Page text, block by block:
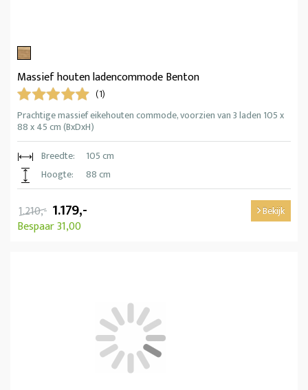
Massief houten ladencommode Benton
(1)
Prachtige massief eikehouten commode, voorzien van 3 laden 105 x
88 x 45 cm (BxDxH)
Breedte:
105 cm
Hoogte:
88 cm
1.210,- 1.179,-
Bespaar 31,00
Bekijk